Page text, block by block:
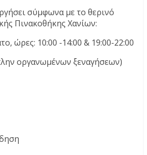
σύμφωνα με το θερινό
Πινακοθήκης Χανίων:
ώρες: 10:00 -14:00 & 19:00-22:00
οργανωμένων ξεναγήσεων)